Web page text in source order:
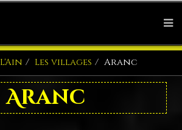
L'Ain Les villages Aranc
Aranc